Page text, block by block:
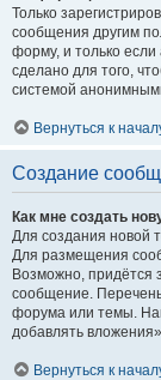
Только
сообщения другим
форму, и только
сделано для того,
системой
Вернуться к
Создание
Как мне создать
Для создания новой
Для размещения
Возможно, придётся
сообщение.
форума или темы.
добавлять
Вернуться к